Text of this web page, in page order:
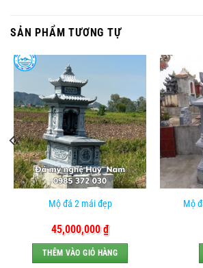
SẢN PHẨM TƯƠNG TỰ
Mộ đá 2 mái đẹp
45,000,000₫
THÊM VÀO GIỎ HÀNG
Mộ